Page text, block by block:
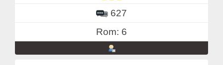
627
Rom: 6